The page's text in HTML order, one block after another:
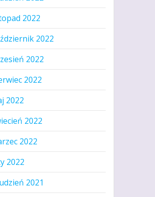
2022
2022
2022
2022
2022
2022
2022
2022
2021